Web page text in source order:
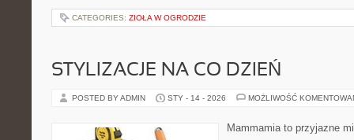
CATEGORIES: ZIOŁA W OGRODZIE
STYLIZACJE NA CO DZIEŃ
POSTED BY ADMIN STY - 14 - 2026 MOŻLIWOŚĆ
Mammamia to przyjazne